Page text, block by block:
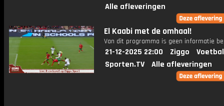
Alle afleveringen
El Kaabi met de omhaal!
Van dit programma is geen informatie
21-12-2025 22:00 Ziggo
Sporten.TV
Alle afleveringen